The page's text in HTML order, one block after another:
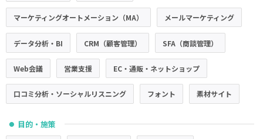
マーケティングオートメーション（MA） メールマーケティング
データ分析・BI CRM（顧客管理） SFA（商談管理）
Web会議 営業支援 EC・通販・ネットショップ
口コミ分析・ソーシャルリスニング フォント 素材サイト
● 目的・施策